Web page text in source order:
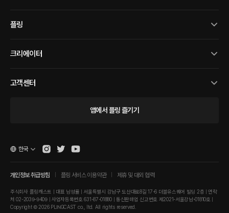
플링
크리에이터
고객센터
앱에서 플링 즐기기
개인정보 취급방침 플링 서비스 이용약관 제휴 및 대외 협력
주식회사 플링캐스트 | 대표 남성률 | 서울특별시 강남구 도산대로8길 17-6 더블유스퀘어 빌딩 2층 | 연락
처 02-2039-9409 | 사업자등록번호 631-87-01880 | 통신판매업 신고번호 제2021-서울강남-01810호 |
Copyright © 2026 PLINGCAST co., ltd. All rights reserved.
한국